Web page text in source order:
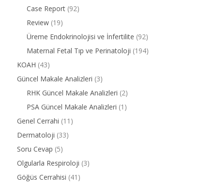
Case Report (92)
Review (19)
Üreme Endokrinolojisi ve İnfertilite (92)
Maternal Fetal Tıp ve Perinatoloji (194)
KOAH (43)
Güncel Makale Analizleri (3)
RHK Güncel Makale Analizleri (2)
PSA Güncel Makale Analizleri (1)
Genel Cerrahi (11)
Dermatoloji (33)
Soru Cevap (5)
Olgularla Respiroloji (3)
Göğüs Cerrahisi (41)